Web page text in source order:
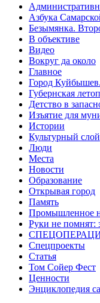
Азбука
Безымянка.
В объективе
Видео
Вокруг да около
Главное
Город
Губернская
Детство в
Изъятие для
Истории
Культурный слой
Люди
Места
Новости
Образование
Открывая город
Память
Промышленное
Руки не помнят:
Спецпроекты
Статья
Том Сойер Фест
Ценности
Энциклопедия